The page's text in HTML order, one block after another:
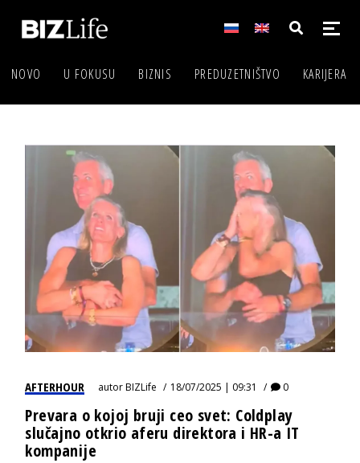
NOVO U FOKUSU BIZNIS PREDUZETNIŠTVO KARIJERA
AFTERHOUR autorBIZLife 18/07/2025 | 09:31 0
Prevara o kojoj bruji ceo svet: Coldplay
slučajno otkrio aferu direktora i HR-a IT
kompanije